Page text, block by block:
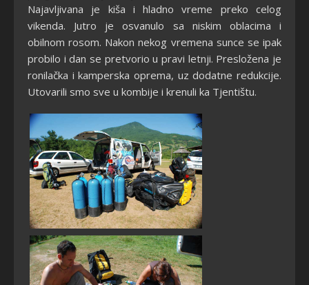
Najavljivana je kiša i hladno vreme preko celog
vikenda. Jutro je osvanulo sa niskim oblacima i
obilnom rosom. Nakon nekog vremena sunce se ipak
probilo i dan se pretvorio u pravi letnji. Presložena je
ronilačka i kamperska oprema, uz dodatne redukcije.
Utovarili smo sve u kombije i krenuli ka Tjentištu.